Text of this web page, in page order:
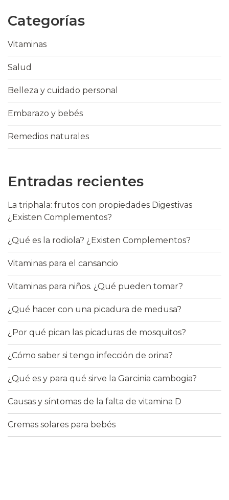
Categorías
Vitaminas
Salud
Belleza y cuidado personal
Embarazo y bebés
Remedios naturales
Entradas recientes
La triphala: frutos con propiedades Digestivas
¿Existen Complementos?
¿Qué es la rodiola? ¿Existen Complementos?
Vitaminas para el cansancio
Vitaminas para niños. ¿Qué pueden tomar?
¿Qué hacer con una picadura de medusa?
¿Por qué pican las picaduras de mosquitos?
¿Cómo saber si tengo infección de orina?
¿Qué es y para qué sirve la Garcinia cambogia?
Causas y síntomas de la falta de vitamina D
Cremas solares para bebés